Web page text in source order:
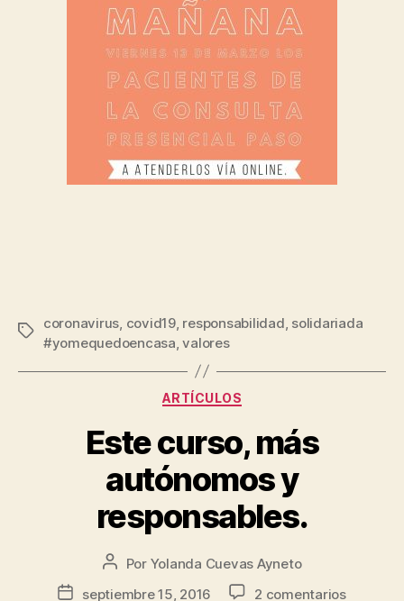
coronavirus, covid19, responsabilidad, solidariada
#yomequedoencasa,valores
ARTÍCULOS
Este curso, más
autónomos y
responsables.
Por Yolanda Cuevas Ayneto
septiembre 15, 2016
2 comentarios